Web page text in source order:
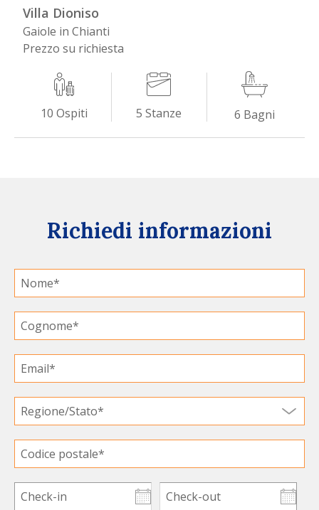
Villa Dioniso
Gaiole in Chianti
Prezzo su richiesta
10 Ospiti 5 Stanze 6 Bagni
Richiedi informazioni